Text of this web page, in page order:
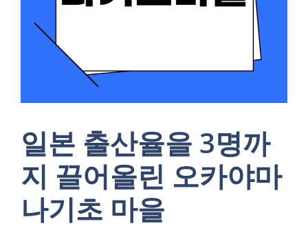
일본 출산율을 3명까
지 끌어올린 오카야마
나기초 마을